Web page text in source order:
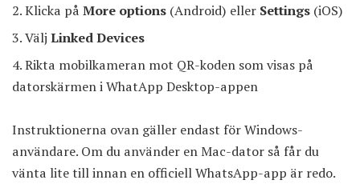
Klicka på More options (Android) eller Settings (iOS)
Välj Linked Devices
Rikta mobilkameran mot QR-koden som visas på
datorskärmen i WhatApp Desktop-appen
Instruktionerna ovan gäller endast för Windows-
användare. Om du använder en Mac-dator så får du
vänta lite till innan en officiell WhatsApp-app är redo.